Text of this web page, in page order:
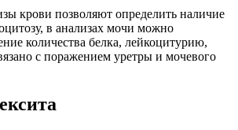
крови позволяют определить наличие
в анализах мочи можно
количества белка, лейкоцитурию,
с поражением уретры и мочевого